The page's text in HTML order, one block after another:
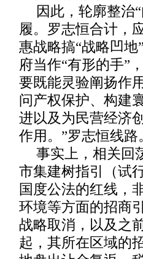
因此，轮廓整治
履。罗志恒合计，
惠战略搞“战略凹地
府当作“有形的手”
要既能灵验阐扬作
问产权保护、构建
进以及为民营经济
作用。”罗志恒线路
事实上，相关回
市集建树指引（试
国度公法的红线，
环境等方面的招商
战略取消，以及之
起，其所在区域的